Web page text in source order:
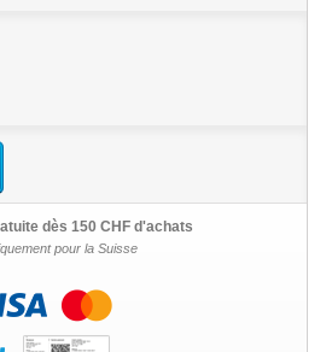
dès 150 CHF d'achats
pour la Suisse